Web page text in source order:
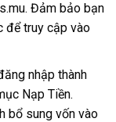
Đảm bảo bạn
để truy cập vào
nhập thành
Nạp Tiền.
bổ sung vốn vào